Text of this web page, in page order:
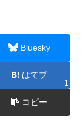
Bluesky
はてブ
1
コピー